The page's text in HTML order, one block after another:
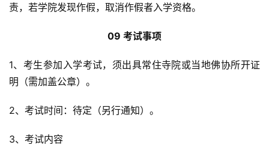
责，若学院发现作假，取消作假者入学资格。
09 考试事项
1、考生参加入学考试，须出具常住寺院或当地佛协所开证
明（需加盖公章）。
2、考试时间：待定（另行通知）。
3、考试内容